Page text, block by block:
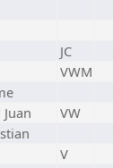
JC
VWM
VW
V